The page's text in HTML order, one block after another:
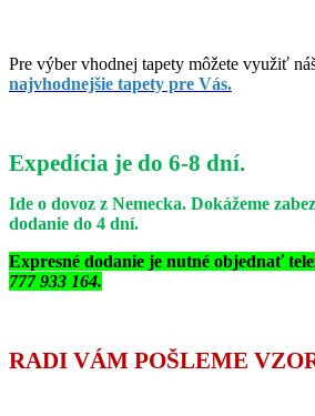
Pre výber vhodnej tapety môžete využiť
najvhodnejšie tapety pre Vás.
Expedícia je do 6-8 dní.
Ide o dovoz z Nemecka. Dokážeme
dodanie do 4 dní.
Expresné dodanie je nutné objednať
777 933 164.
RADI VÁM POŠLEME